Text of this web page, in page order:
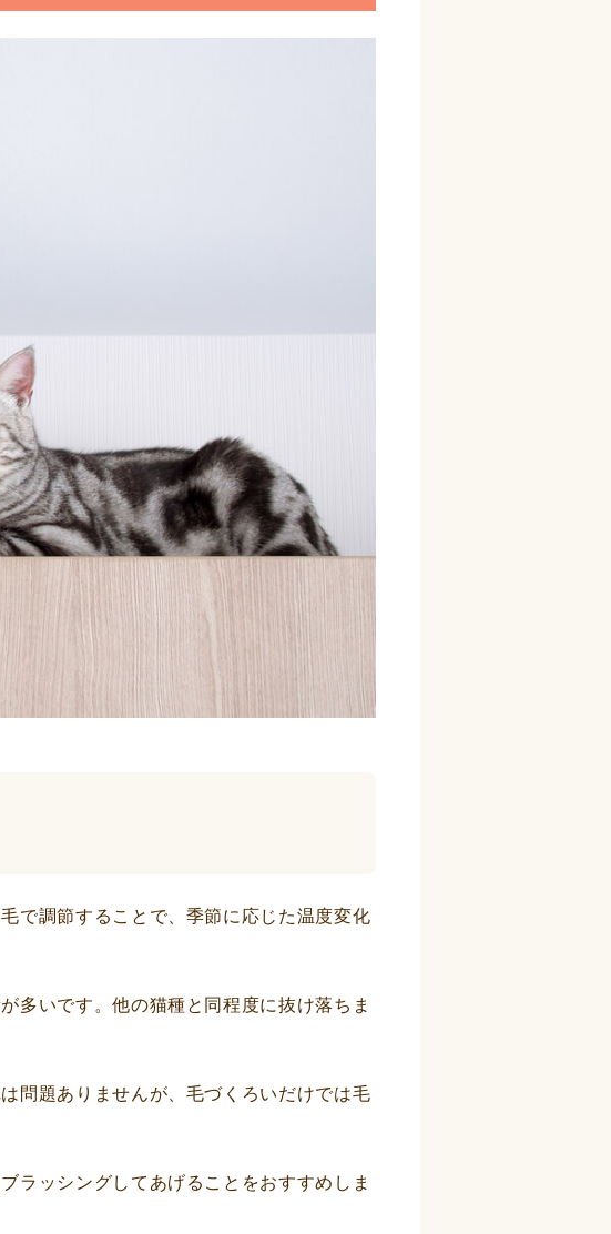
で調節することで、季節に応じた温度変化
多いです。他の猫種と同程度に抜け落ちま
問題ありませんが、毛づくろいだけでは毛
ラッシングしてあげることをおすすめしま